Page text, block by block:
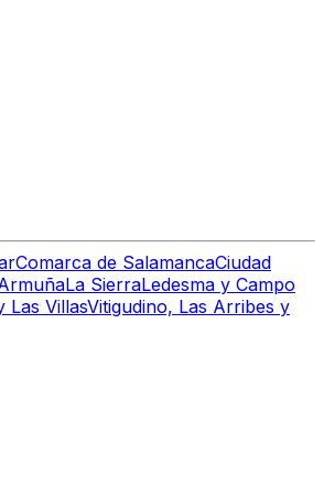
Comarca de SalamancaCiudad
La SierraLedesma y Campo
Las VillasVitigudino, Las Arribes y